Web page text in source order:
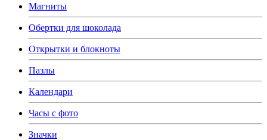
Магниты
Обертки для шоколада
Открытки и блокноты
Пазлы
Календари
Часы с фото
Значки